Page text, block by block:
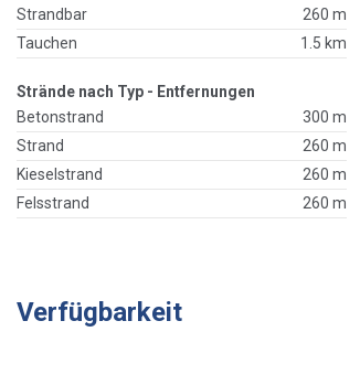
Strandbar
260 m
Tauchen
1.5 km
Strände nach Typ - Entfernungen
Betonstrand
300 m
Strand
260 m
Kieselstrand
260 m
Felsstrand
260 m
Verfügbarkeit